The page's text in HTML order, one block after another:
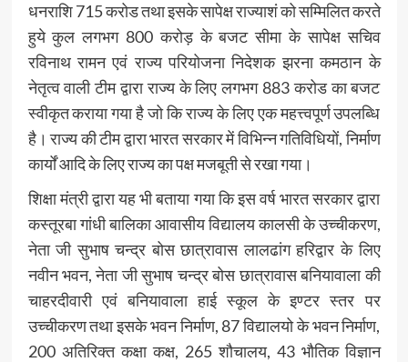
धनराशि 715 करोड तथा इसके सापेक्ष राज्याशं को सम्मिलित करते
हुये कुल लगभग 800 करोड़ के बजट सीमा के सापेक्ष सचिव
रविनाथ रामन एवं राज्य परियोजना निदेशक झरना कमठान के
नेतृत्व वाली टीम द्वारा राज्य के लिए लगभग 883 करोड का बजट
स्वीकृत कराया गया है जो कि राज्य के लिए एक महत्त्वपूर्ण उपलब्धि
है। राज्य की टीम द्वारा भारत सरकार में विभिन्न गतिविधियों, निर्माण
कार्यों आदि के लिए राज्य का पक्ष मजबूती से रखा गया।
शिक्षा मंत्री द्वारा यह भी बताया गया कि इस वर्ष भारत सरकार द्वारा
कस्तूरबा गांधी बालिका आवासीय विद्यालय कालसी के उच्चीकरण,
नेता जी सुभाष चन्द्र बोस छात्रावास लालढांग हरिद्वार के लिए
नवीन भवन, नेता जी सुभाष चन्द्र बोस छात्रावास बनियावाला की
चाहरदीवारी एवं बनियावाला हाई स्कूल के इण्टर स्तर पर
उच्चीकरण तथा इसके भवन निर्माण, 87 विद्यालयो के भवन निर्माण,
200 अतिरिक्त कक्षा कक्ष, 265 शौचालय, 43 भौतिक विज्ञान